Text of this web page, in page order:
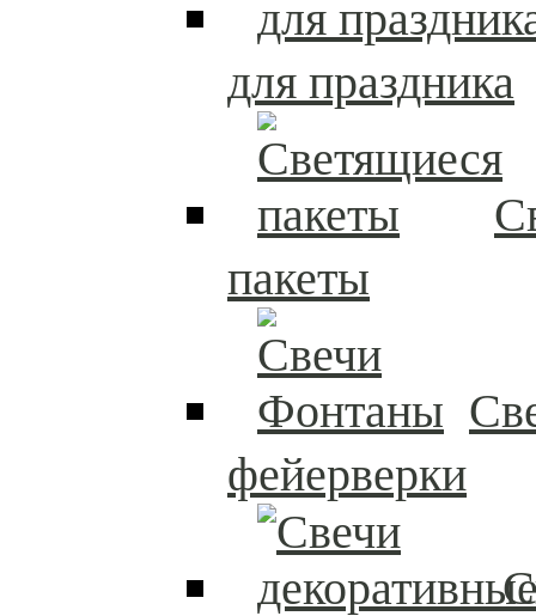
для праздника
пакеты
фейерверки